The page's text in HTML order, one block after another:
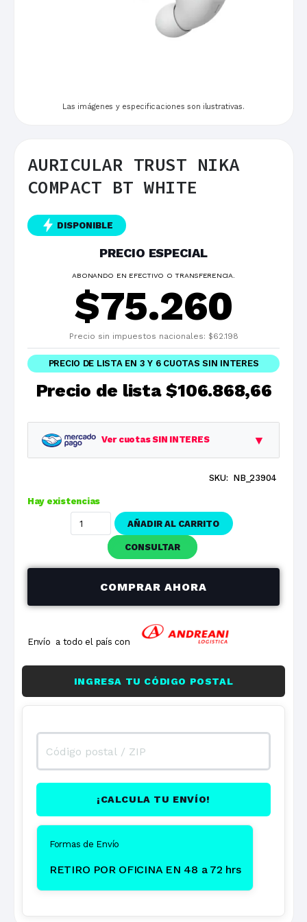
Las imágenes y especificaciones son ilustrativas.
AURICULAR TRUST NIKA
COMPACT BT WHITE
DISPONIBLE
PRECIO ESPECIAL
ABONANDO EN EFECTIVO O TRANSFERENCIA.
$75.260
Precio sin impuestos nacionales: $62.198
PRECIO DE LISTA EN 3 Y 6 CUOTAS SIN INTERES
Precio de lista $106.868,66
Ver cuotas SIN INTERES ▼
Total
1 cuotas
3 cuotas $35.622,89 $106.868,66
$17.811,44
SKU: NB_23904
Hay existencias
AÑADIR AL CARRITO
CONSULTAR
COMPRAR AHORA
Envío a todo el país con
INGRESA TU CÓDIGO POSTAL
¡CALCULA TU ENVÍO!
Formas de Envío
RETIRO POR OFICINA EN 48 a 72 hrs